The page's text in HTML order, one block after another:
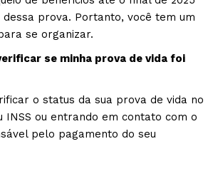
prova. Portanto, você tem um
se organizar.
se minha prova de vida foi
o status da sua prova de vida no
INSS ou entrando em contato com o
pelo pagamento do seu